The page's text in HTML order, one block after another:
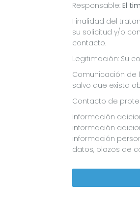
Responsable: El
Finalidad del
su solicitud y/o
contacto.
Legitimación: Su
Comunicación de
salvo que exista
Contacto de
Información
información
información
datos, plazos de